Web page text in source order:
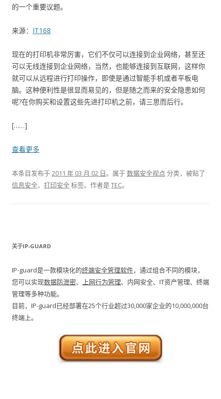
的一个重要议题。
来源： IT168
现在的打印机非常厉害，它们不仅可以连接到企业网络，甚至还
可以无线连接到企业网络，当然，也能够连接到互联网，这样你
就可以从远程进行打印操作，即使是通过智能手机或者平板电
脑。这种便利性是很显而易见的，但是随之而来的安全隐患如何
呢?在你购买和设置这些先进打印机之前，请三思而后行。
[……]
查看更多
本条目发布于2011 年 03 月 02 日。属于数据安全视点 分类，被贴了
信息安全、 打印安全标签。 作者是TEC。
关于IP-GUARD
IP-guard是一款模块化的终端安全管理软件，通过组合不同的模块，
您可以实现数据防泄密、 上网行为管理、内网安全、IT资产管理、终端
管理等多种功能。
目前，IP-guard已经部署在25个行业超过30,000家企业的10,000,000台
终端上。